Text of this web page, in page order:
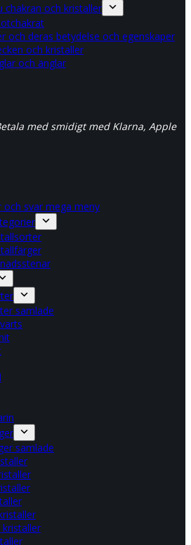
chakran och kristaller
och deras betydelse och egenskaper
och kristaller
och änglar
med smidigt med Klarna, Apple
och svar mega meny
samlade
samlade
kristaller